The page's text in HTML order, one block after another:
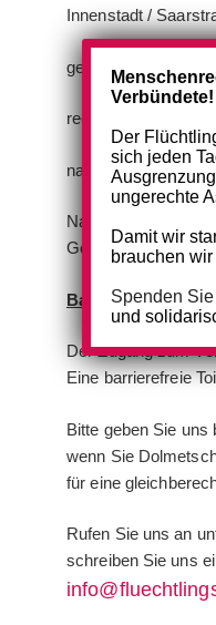
Innenstadt /
geradeaus auf der
rechts halten und
nach rechts in
Nach ca. 500m
Gesellschaftliche
Barrierefreiheit:
Der Zugang zum
Eine barrierefreie
Bitte geben Sie uns
wenn Sie
für eine
Rufen Sie uns an
schreiben Sie uns
Verbündete!
Der
sich jeden
ungerechte
Damit wir
brauchen
Spenden
und